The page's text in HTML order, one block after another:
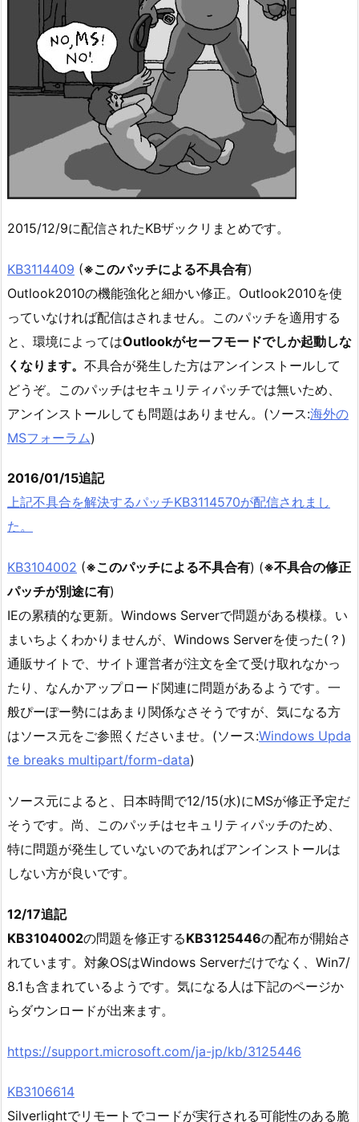
2015/12/9に配信されたKBザックリまとめです。
KB3114409 (※このパッチによる不具合有)
Outlook2010の機能強化と細かい修正。Outlook2010を使
っていなければ配信はされません。このパッチを適用する
と、環境によってはOutlookがセーフモードでしか起動しな
くなります。 不具合が発生した方はアンインストールして
どうぞ。このパッチはセキュリティパッチでは無いため、
アンインストールしても問題はありません。(ソース:海外の
MSフォーラム)
2016/01/15追記
上記不具合を解決するパッチKB3114570が配信されまし
た。
KB3104002 (※このパッチによる不具合有) (※不具合の修正
パッチが別途に有)
IEの累積的な更新。Windows Serverで問題がある模様。い
まいちよくわかりませんが、Windows Serverを使った(？)
通販サイトで、サイト運営者が注文を全て受け取れなかっ
たり、なんかアップロード関連に問題があるようです。一
般ぴーぽー勢にはあまり関係なさそうですが、気になる方
はソース元をご参照くださいませ。(ソース:Windows Upda
te breaks multipart/form-data)
ソース元によると、日本時間で12/15(水)にMSが修正予定だ
そうです。尚、このパッチはセキュリティパッチのため、
特に問題が発生していないのであればアンインストールは
しない方が良いです。
12/17追記
KB3104002の問題を修正するKB3125446の配布が開始さ
れています。対象OSはWindows Serverだけでなく、Win7/
8.1も含まれているようです。気になる人は下記のページか
らダウンロードが出来ます。
https://support.microsoft.com/ja-jp/kb/3125446
KB3106614
Silverlightでリモートでコードが実行される可能性のある脆